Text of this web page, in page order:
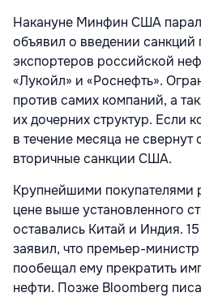
Накануне Минфин США
объявил о введении
экспортеров российской
«Лукойл» и «Роснефть».
против самих компаний, а
их дочерних структур. Если
в течение месяца не
вторичные санкции США.
Крупнейшими покупателями
цене выше установленного
оставались Китай и Индия.
заявил, что премьер-
пообещал ему прекратить
нефти. Позже Bloomberg